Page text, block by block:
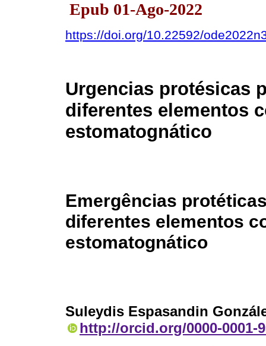
Epub 01-Ago-2022
https://doi.org/10.22592/
Urgencias protésicas
diferentes elementos
estomatognático
Emergências
diferentes elementos
estomatognático
Suleydis Espasandin
http://orcid.org/0000-0001-